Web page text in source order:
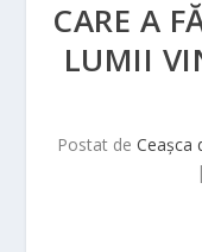
CARE A
LUMII
Postat de Ceașca
|